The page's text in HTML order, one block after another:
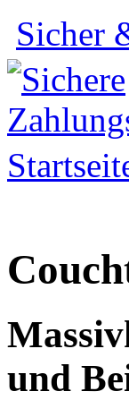
Sicher
und